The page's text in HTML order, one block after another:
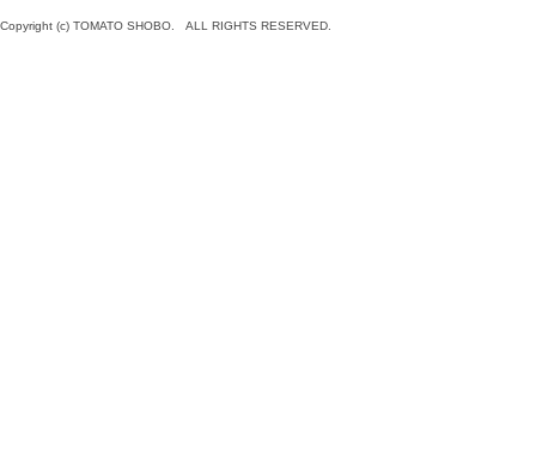
Copyright (c) TOMATO SHOBO. ALL RIGHTS RESERVED.